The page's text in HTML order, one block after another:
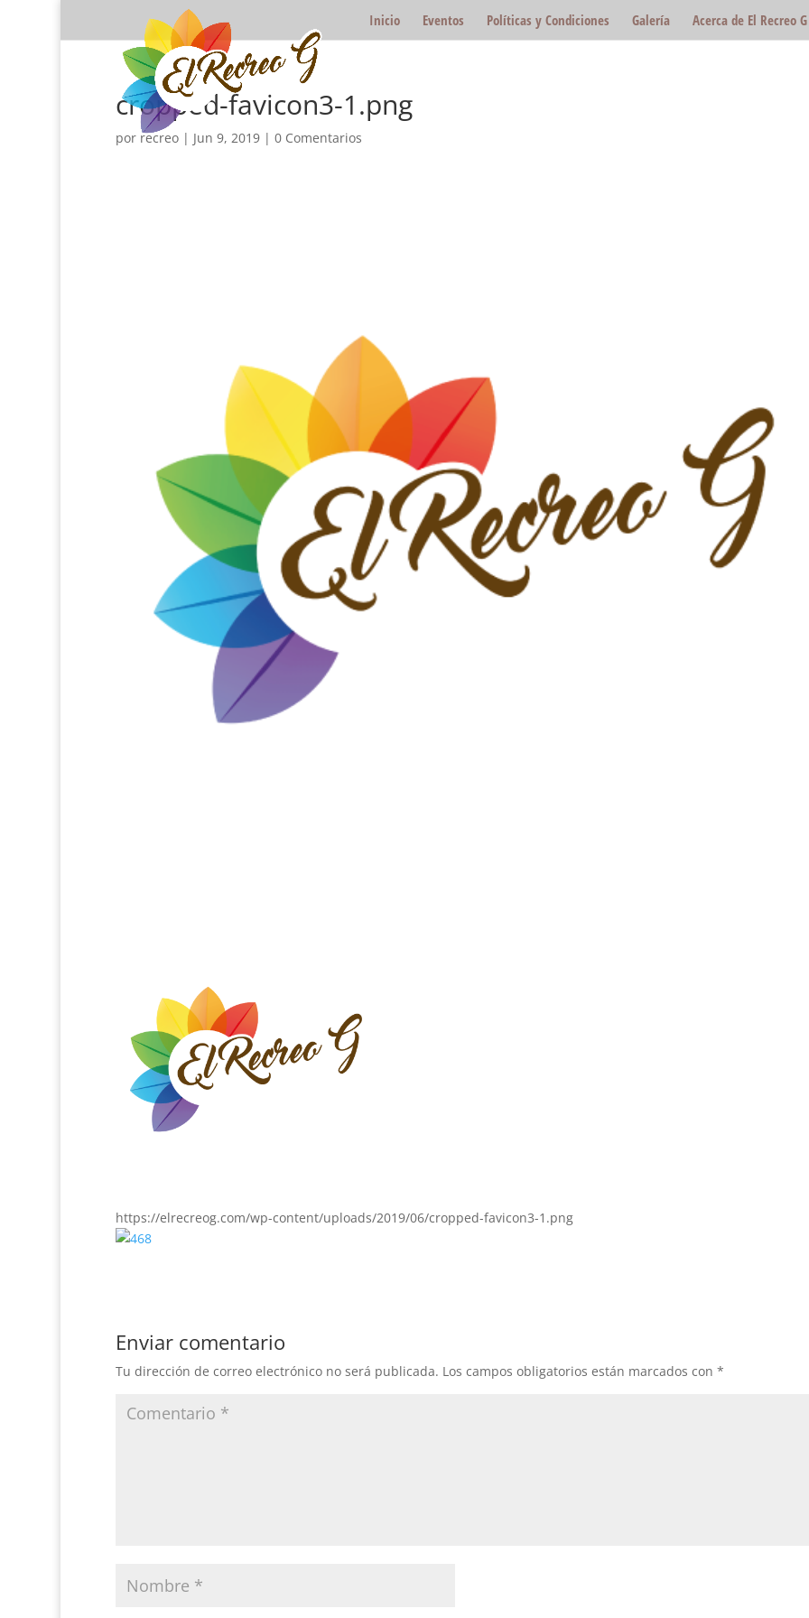
Inicio Eventos Políticas y Condiciones Galería Acerca de El Recreo G
cropped-favicon3-1.png
por recreo| Jun 9, 2019| 0 Comentarios
https://elrecreog.com/wp-content/uploads/2019/06/cropped-favicon3-1.png
Enviar comentario
Tu dirección de correo electrónico no será publicada. Los campos obligatorios están marcados con *